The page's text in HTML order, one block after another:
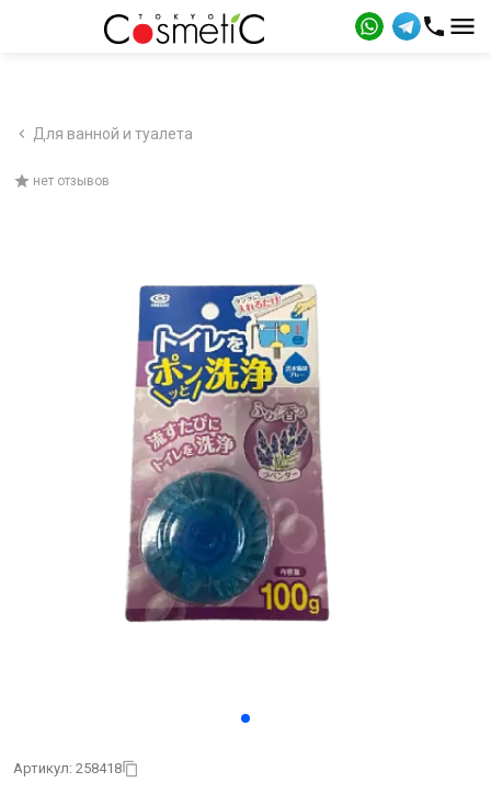
Для ванной и туалета
нет отзывов
Артикул: 258418